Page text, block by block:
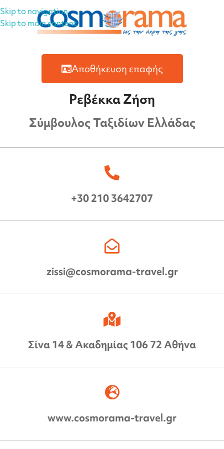
Skip to navigation
Skip to main content
Αποθήκευση επαφής
Ρεβέκκα Ζήση
Σύμβουλος Ταξιδίων Ελλάδας
+30 210 3642707
zissi@cosmorama-travel.gr
Σίνα 14 & Ακαδημίας 106 72 Αθήνα
www.cosmorama-travel.gr